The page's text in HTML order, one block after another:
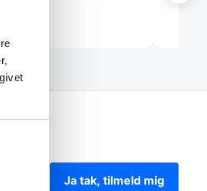
Ja tak, tilmeld mig